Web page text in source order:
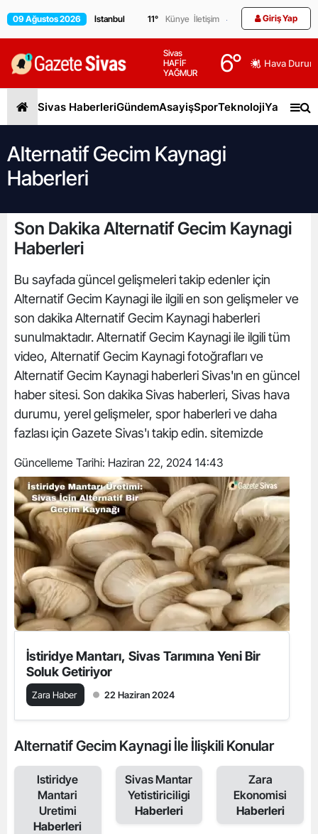
09 Ağustos 2026 11° Künye İletişim Giriş Yap
Sivas
HAFİF
YAĞMUR
6° Hava
Sivas HaberleriGündemAsayişSporTeknolojiYaşam
Alternatif Gecim Kaynagi
Haberleri
Son Dakika Alternatif Gecim Kaynagi
Haberleri
Bu sayfada güncel gelişmeleri takip edenler için
Alternatif Gecim Kaynagi ile ilgili en son gelişmeler ve
son dakika Alternatif Gecim Kaynagi haberleri
sunulmaktadır. Alternatif Gecim Kaynagi ile ilgili tüm
video, Alternatif Gecim Kaynagi fotoğrafları ve
Alternatif Gecim Kaynagi haberleri Sivas'ın en güncel
haber sitesi. Son dakika Sivas haberleri, Sivas hava
durumu, yerel gelişmeler, spor haberleri ve daha
fazlası için Gazete Sivas'ı takip edin. sitemizde
Güncelleme Tarihi: Haziran 22, 2024 14:43
İstiridye Mantarı, Sivas Tarımına Yeni Bir
Soluk Getiriyor
Zara Haber 22 Haziran 2024
Alternatif Gecim Kaynagi İle İlişkili Konular
Istiridye
Mantari
Uretimi
Haberleri
Sivas Mantar
Yetistiriciligi
Haberleri
Zara
Ekonomisi
Haberleri